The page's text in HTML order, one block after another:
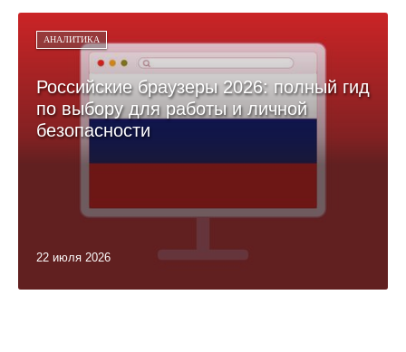
АНАЛИТИКА
Российские браузеры 2026: полный гид
по выбору для работы и личной
безопасности
22 июля 2026